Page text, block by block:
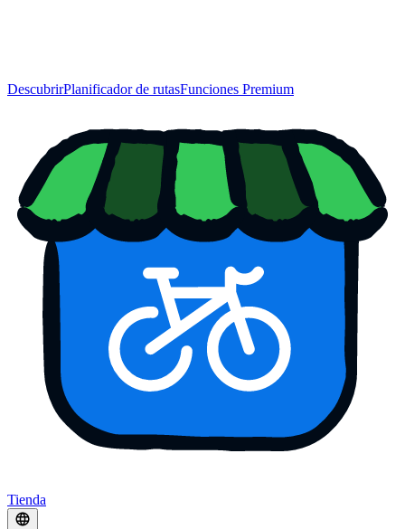
DescubrirPlanificador de rutasFunciones Premium
Tienda